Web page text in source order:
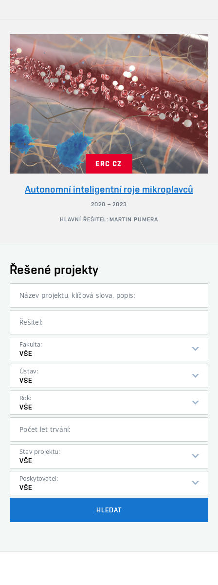
ERC CZ
Autonomní inteligentní roje mikroplavců
2020 – 2023
HLAVNÍ ŘEŠITEL: MARTIN PUMERA
Řešené projekty
Název projektu, klíčová slova, popis:
Řešitel:
Fakulta:
VŠE
Ústav:
VŠE
Rok:
VŠE
Počet let trvání:
Stav projektu:
VŠE
Poskytovatel:
VŠE
HLEDAT